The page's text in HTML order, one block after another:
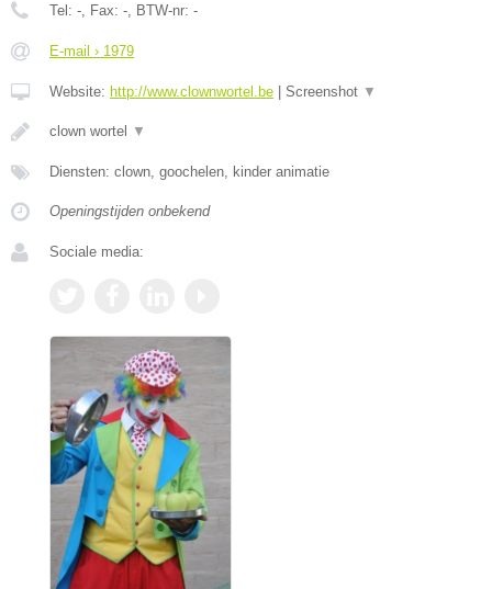
Tel: - , Fax: - , BTW-nr: -
E-mail › 1979
Website: http://www.clownwortel.be Screenshot ▼
clown wortel ▼
Diensten: clown, goochelen, kinder animatie
Openingstijden onbekend
Sociale media: